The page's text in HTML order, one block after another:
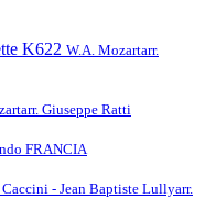
K622 W.A. Mozartarr.
arr. Giuseppe Ratti
FRANCIA
- Jean Baptiste Lullyarr.